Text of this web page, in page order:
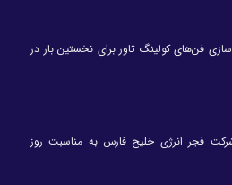
فن‌های کولینگ تاور برای نخستین بار در
شرکت فجر انرژی خلیج فارس به مناسبت روز